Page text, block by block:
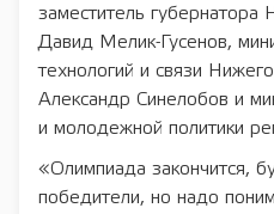
заместитель губернатора
Давид Мелик-Гусенов,
технологий и связи
Александр Синелобов и
и молодежной политики
«Олимпиада закончится,
победители, но надо